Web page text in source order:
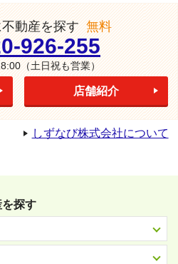
動産を探す 無料
926-255
（土日祝も営業）
店舗紹介
しずなび株式会社について
探す